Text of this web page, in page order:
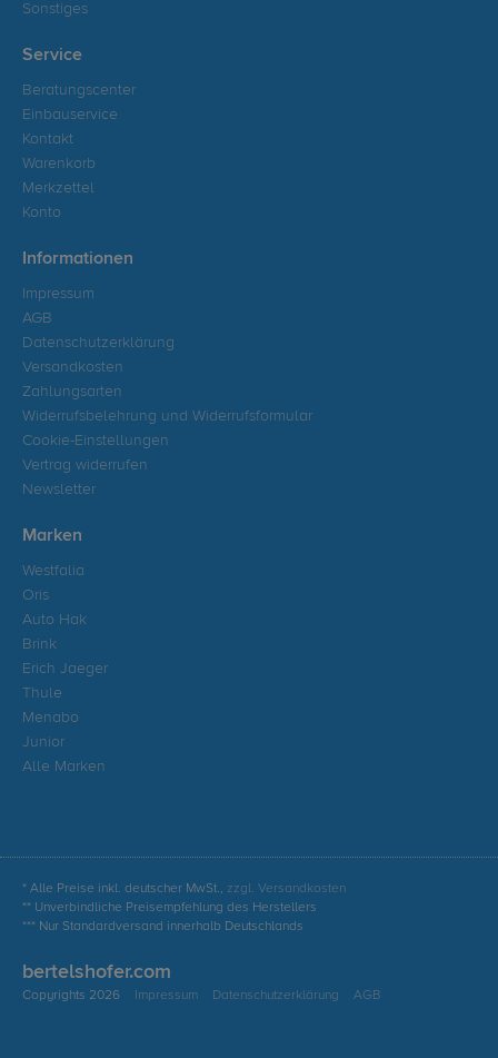
Sonstiges
Service
Beratungscenter
Einbauservice
Kontakt
Warenkorb
Merkzettel
Konto
Informationen
Impressum
AGB
Datenschutzerklärung
Versandkosten
Zahlungsarten
Widerrufsbelehrung und Widerrufsformular
Cookie-Einstellungen
Vertrag widerrufen
Newsletter
Marken
Westfalia
Oris
Auto Hak
Brink
Erich Jaeger
Thule
Menabo
Junior
Alle Marken
* Alle Preise inkl. deutscher MwSt., zzgl. Versandkosten
** Unverbindliche Preisempfehlung des Herstellers
*** Nur Standardversand innerhalb Deutschlands
bertelshofer.com
Copyrights 2026 Impressum Datenschutzerklärung AGB